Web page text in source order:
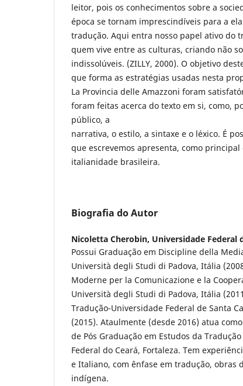
leitor, pois os conhecimentos sobre a
época se tornam imprescindíveis para a
tradução. Aqui entra nosso papel ativo do
quem vive entre as culturas, criando não
indissolúveis. (ZILLY, 2000). O objetivo
que forma as estratégias usadas nesta
La Provincia delle Amazzoni foram
foram feitas acerca do texto em si, como,
público, a
narrativa, o estilo, a sintaxe e o léxico. É
que escrevemos apresenta, como
italianidade brasileira.
Biografia do Autor
Nicoletta Cherobin, Universidade Federal
Possui Graduação em Discipline della
Università degli Studi di Padova, Itália
Moderne per la Comunicazione e la
Università degli Studi di Padova, Itália
Tradução-Universidade Federal de Santa
(2015). Ataulmente (desde 2016) atua
de Pós Graduação em Estudos da
Federal do Ceará, Fortaleza. Tem
e Italiano, com ênfase em tradução, obras
indígena.